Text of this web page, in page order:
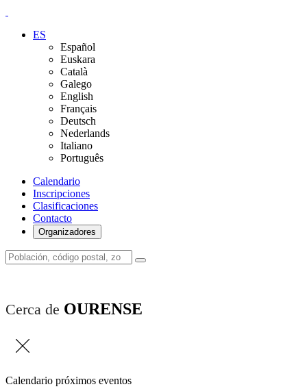
ES
Español
Euskara
Català
Galego
English
Français
Deutsch
Nederlands
Italiano
Português
Calendario
Inscripciones
Clasificaciones
Contacto
Organizadores
Cerca de OURENSE
Calendario próximos eventos